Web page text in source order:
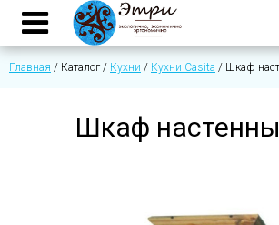
Главная / Каталог / Кухни / Кухни Casita / Шкаф
Шкаф